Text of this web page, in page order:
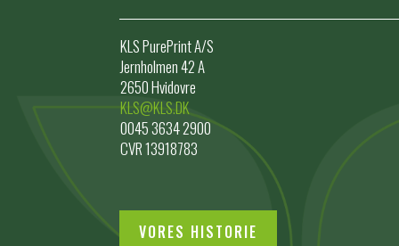
KLS PurePrint A/S
Jernholmen 42 A
2650 Hvidovre
KLS@KLS.DK
0045 3634 2900
CVR 13918783
VORES HISTORIE